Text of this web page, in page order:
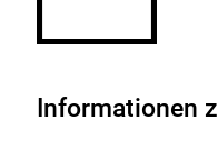
Informationen